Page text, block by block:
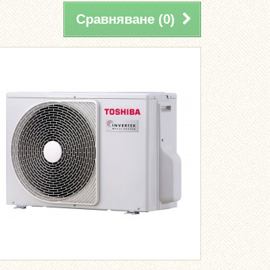
Сравняване (0)